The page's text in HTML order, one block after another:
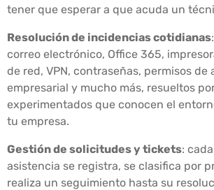
tener que esperar a que acuda un
Resolución de incidencias cotidianas
correo electrónico, Office 365,
de red, VPN, contraseñas, permisos de
empresarial y mucho más, resueltos
experimentados que conocen el
tu empresa.
Gestión de solicitudes y tickets:
asistencia se registra, se clasifica por
realiza un seguimiento hasta su